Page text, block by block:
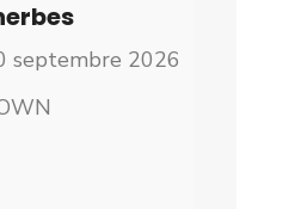
septembre 2026